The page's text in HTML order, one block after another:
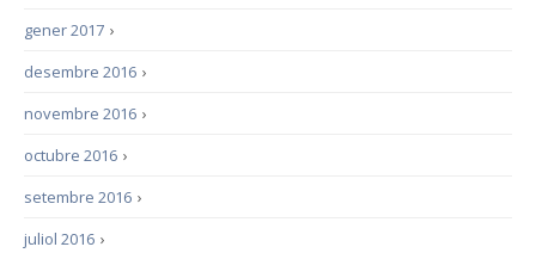
›
gener 2017
›
desembre 2016
›
novembre 2016
›
octubre 2016
›
setembre 2016
›
juliol 2016